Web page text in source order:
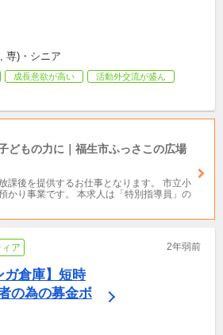
専)・シニア
成長意欲が高い
活動外交流が盛ん
どもの力に｜福生市ふっさこの広場
課後を提供するお仕事となります。 市立小
かり事業です。 本求人は「特別指導員」の
ア 2年弱前
ガ倉庫】短時
の為の募金ボ